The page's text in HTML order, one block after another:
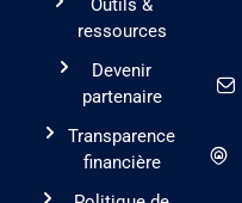
Outils &
ressources
Devenir
partenaire
Transparence
financière